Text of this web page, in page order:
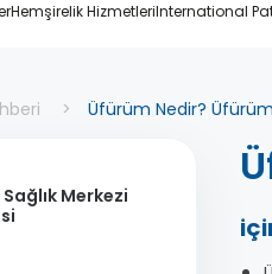
Hemşirelik HizmetleriInternational
Üfürüm Nedir? Üfürüm
Merkezi